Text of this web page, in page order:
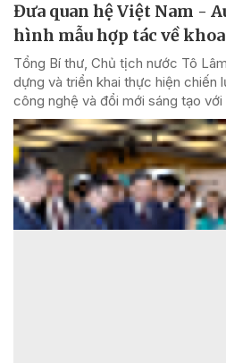
Đưa quan hệ Việt Nam -
hình mẫu hợp tác về
Tổng Bí thư, Chủ tịch nước Tô
dựng và triển khai thực hiện chiến
công nghệ và đổi mới sáng tạo với